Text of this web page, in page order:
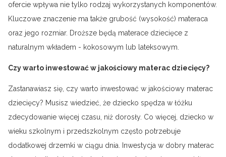
ofercie wpływa nie tylko rodzaj wykorzystanych komponentów.
Kluczowe znaczenie ma także grubość (wysokość) materaca
oraz jego rozmiar. Droższe będą materace dziecięce z
naturalnym wkładem - kokosowym lub lateksowym.
Czy warto inwestować w jakościowy materac dziecięcy?
Zastanawiasz się, czy warto inwestować w jakościowy materac
dziecięcy? Musisz wiedzieć, że dziecko spędza w łóżku
zdecydowanie więcej czasu, niż dorosły. Co więcej, dziecko w
wieku szkolnym i przedszkolnym często potrzebuje
dodatkowej drzemki w ciągu dnia. Inwestycja w dobry materac